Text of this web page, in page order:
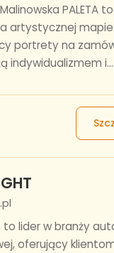
PALETA
artystycznej
portrety na
indywidualizmem i...
to lider w branży
oferujący